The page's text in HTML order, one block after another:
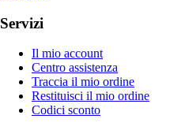
Servizi
Il mio account
Centro assistenza
Traccia il mio ordine
Restituisci il mio ordine
Codici sconto